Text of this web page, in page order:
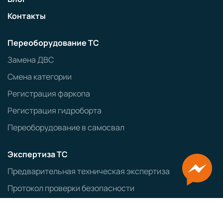
Контакты
Переоборудование ТС
Замена ДВС
Смена категории
Регистрация фаркопа
Регистрация гидроборта
Переоборудование в самосвал
Экспертиза ТС
Предварительная техническая экспертиза
Протокол проверки безопасности